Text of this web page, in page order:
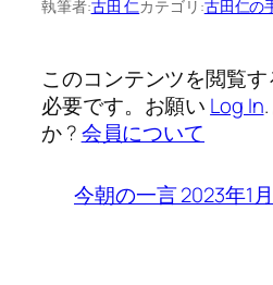
執筆者:古田 仁カテゴリ:古田仁の
このコンテンツを閲覧
必要です。お願い Log In
か ?会員について
今朝の一言 2023年1月